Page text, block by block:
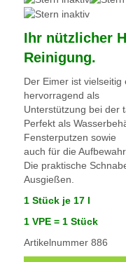
Ihr nützlicher
Reinigung.
Der Eimer ist
hervorragend als
Unterstützung bei der
Perfekt als
Fensterputzen sowie
auch für die
Die praktische
Ausgießen.
1 Stück je 17 l
1 VPE = 1 Stück
Artikelnummer 886